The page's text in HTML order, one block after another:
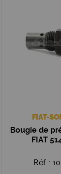
FIAT-
Bougie de
FIAT
Réf. :